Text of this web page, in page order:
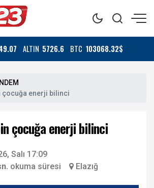
ALTIN 5726.6 BTC 103068.32$
çocuğa enerji bilinci
çocuğa enerji bilinci
Salı 17:09
okuma süresi Elazığ